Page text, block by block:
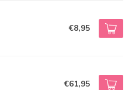
€8,95
€61,95